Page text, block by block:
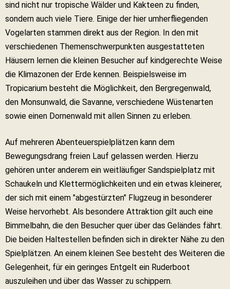
sind nicht nur tropische Wälder und Kakteen zu finden,
sondern auch viele Tiere. Einige der hier umherfliegenden
Vogelarten stammen direkt aus der Region. In den mit
verschiedenen Themenschwerpunkten ausgestatteten
Häusern lernen die kleinen Besucher auf kindgerechte Weise
die Klimazonen der Erde kennen. Beispielsweise im
Tropicarium besteht die Möglichkeit, den Bergregenwald,
den Monsunwald, die Savanne, verschiedene Wüstenarten
sowie einen Dornenwald mit allen Sinnen zu erleben.
Auf mehreren Abenteuerspielplätzen kann dem
Bewegungsdrang freien Lauf gelassen werden. Hierzu
gehören unter anderem ein weitläufiger Sandspielplatz mit
Schaukeln und Klettermöglichkeiten und ein etwas kleinerer,
der sich mit einem "abgestürzten" Flugzeug in besonderer
Weise hervorhebt. Als besondere Attraktion gilt auch eine
Bimmelbahn, die den Besucher quer über das Geländes fährt.
Die beiden Haltestellen befinden sich in direkter Nähe zu den
Spielplätzen. An einem kleinen See besteht des Weiteren die
Gelegenheit, für ein geringes Entgelt ein Ruderboot
auszuleihen und über das Wasser zu schippern.